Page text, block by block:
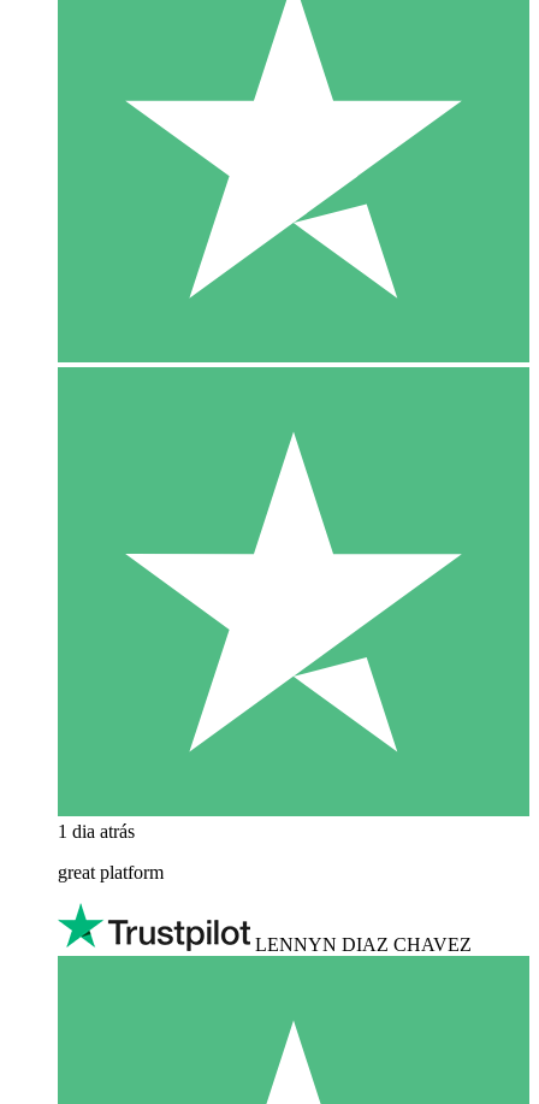
1 dia atrás
great platform
LENNYN DIAZ CHAVEZ